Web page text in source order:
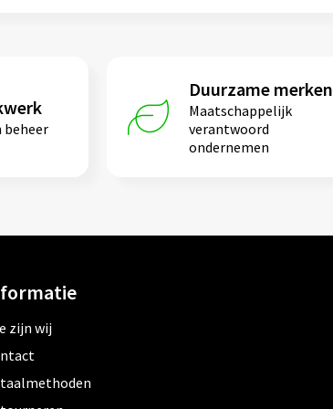
beheer
Duurzame merken
Maatschappelijk
verantwoord
ondernemen
zijn wij